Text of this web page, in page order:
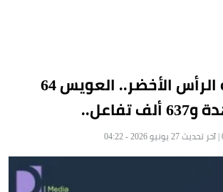
قبل مواجهة الرأس الأخضر.. العويس 64